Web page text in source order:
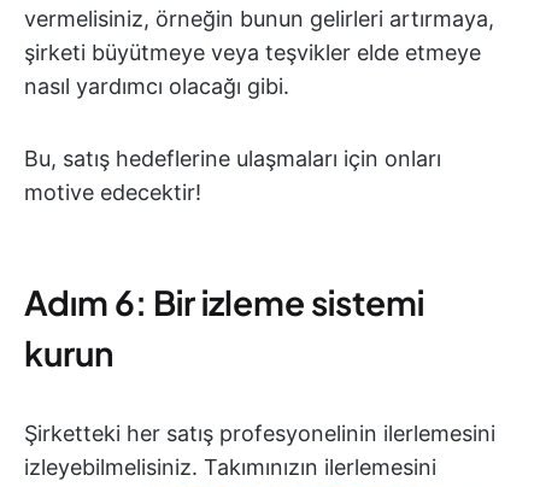
vermelisiniz, örneğin bunun gelirleri artırmaya,
şirketi büyütmeye veya teşvikler elde etmeye
nasıl yardımcı olacağı gibi.
Bu, satış hedeflerine ulaşmaları için onları
motive edecektir!
Adım 6: Bir izleme sistemi
kurun
Şirketteki her satış profesyonelinin ilerlemesini
izleyebilmelisiniz. Takımınızın ilerlemesini